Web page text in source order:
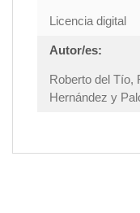
Licencia digital
Autor/es:
Roberto del Tío,
Hernández y